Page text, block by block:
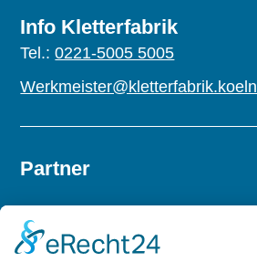
Info Kletterfabrik
Tel.:0221-5005 5005
Werkmeister@kletterfabrik.koeln
Partner